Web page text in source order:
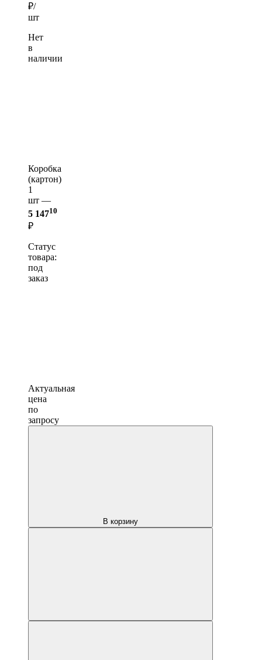
₽/
шт
Нет
в
наличии
Коробка
(картон)
1
шт —
5 14710
₽
Статус
товара:
под
заказ
Актуальная
цена
по
запросу
В корзину